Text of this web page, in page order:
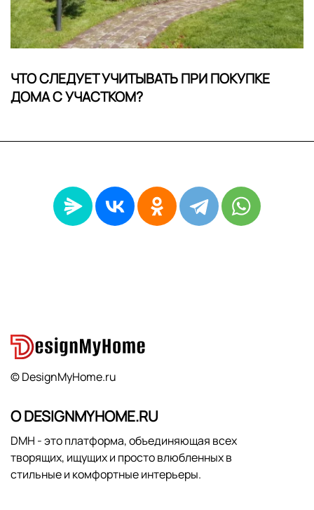
ЧТО СЛЕДУЕТ УЧИТЫВАТЬ ПРИ ПОКУПКЕ
ДОМА С УЧАСТКОМ?
© DesignMyHome.ru
О DESIGNMYHOME.RU
DMH - это платформа, объединяющая всех
творящих, ищущих и просто влюбленных в
стильные и комфортные интерьеры.